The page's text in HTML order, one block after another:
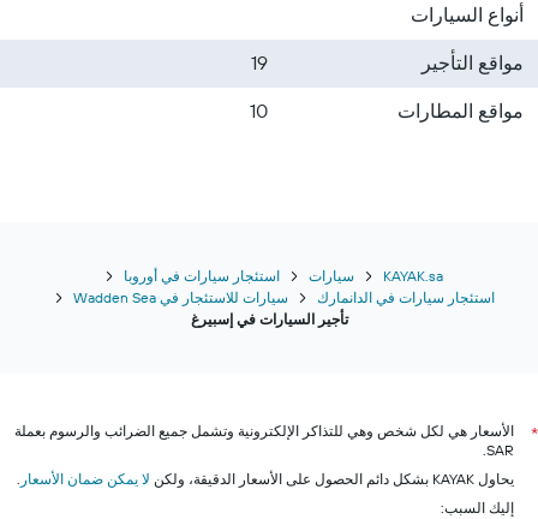
أنواع السيارات
مواقع التأجير
19
مواقع المطارات
10
KAYAK.sa سيارات
استئجار سيارات في أوروبا
استئجار سيارات في الدانمارك
سيارات للاستئجار في Wadden Sea
تأجير السيارات في إسبيرغ
*
الأسعار هي لكل شخص وهي للتذاكر الإلكترونية وتشمل جميع الضرائب والرسوم بعملة
SAR.
يحاول KAYAK بشكل دائم الحصول على الأسعار الدقيقة، ولكن
لا يمكن ضمان الأسعار
إليك السبب: